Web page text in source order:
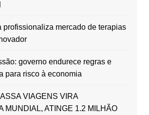
profissionaliza mercado de terapias
governo endurece regras e
para risco à economia
VIAGENS VIRA
MUNDIAL, ATINGE 1.2 MILHÃO